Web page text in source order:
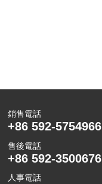
銷售電話
+86 592-5754966
售後電話
+86 592-3500676
人事電話